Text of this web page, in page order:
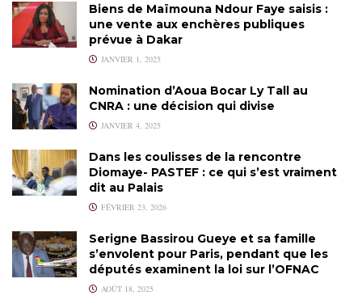
Biens de Maïmouna Ndour Faye saisis :
une vente aux enchères publiques
prévue à Dakar
JANVIER 1, 2025
Nomination d’Aoua Bocar Ly Tall au
CNRA : une décision qui divise
JANVIER 4, 2025
Dans les coulisses de la rencontre
Diomaye- PASTEF : ce qui s’est vraiment
dit au Palais
FÉVRIER 23, 2026
Serigne Bassirou Gueye et sa famille
s’envolent pour Paris, pendant que les
députés examinent la loi sur l’OFNAC
AOÛT 18, 2025